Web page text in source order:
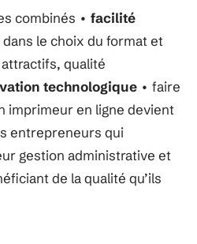
combinés • facilité
le choix du format et
qualité
technologique • faire
imprimeur en ligne devient
entrepreneurs qui
gestion administrative et
de la qualité qu’ils